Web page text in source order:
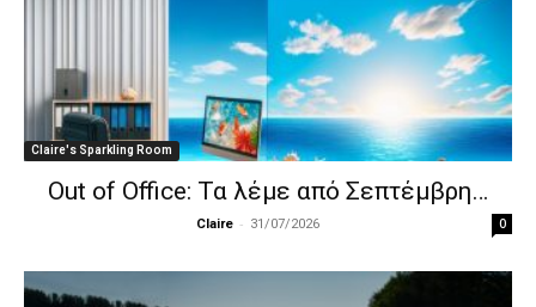
Claire's Sparkling Room
Out of Office: Τα λέμε από Σεπτέμβρη…
Claire - 31/07/2026 0